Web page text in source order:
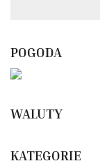
POGODA
WALUTY
KATEGORIE